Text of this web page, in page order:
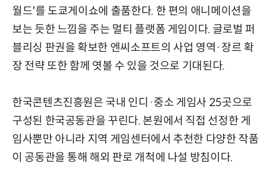
월드'를 도쿄게이쇼에 출품한다. 한 편의 애니메이션을
보는 듯한 느낌을 주는 멀티 플랫폼 게임이다. 글로벌 퍼
블리싱 판권을 확보한 엔씨소프트의 사업 영역·장르 확
장 전략 또한 함께 엿볼 수 있을 것으로 기대된다.
한국콘텐츠진흥원은 국내 인디·중소 게임사 25곳으로
구성된 한국공동관을 꾸린다. 본원에서 직접 선정한 게
임사뿐만 아니라 지역 게임센터에서 추천한 다양한 작품
이 공동관을 통해 해외 판로 개척에 나설 방침이다.